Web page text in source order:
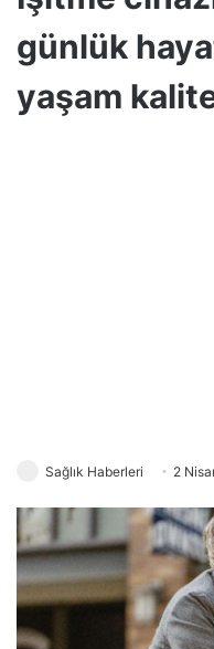
günlük
yaşam
Sağlık Haberleri 2